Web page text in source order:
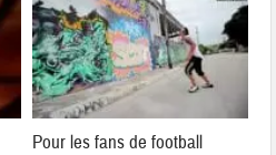
Pour les fans de football